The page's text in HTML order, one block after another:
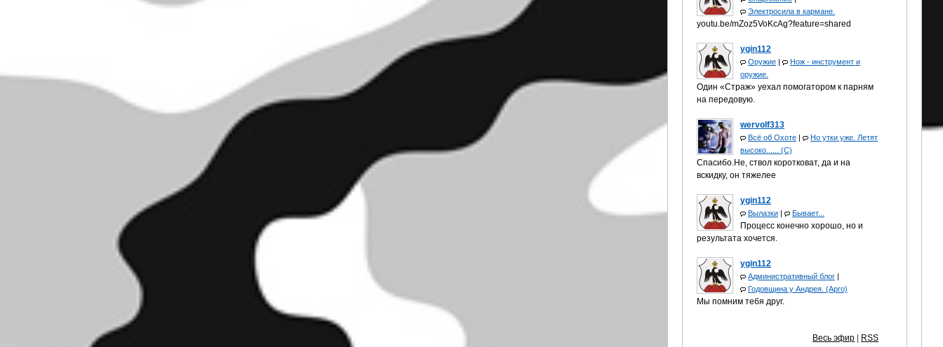
Электросила в кармане.
youtu.be/mZoz5VoKcAg?feature=shared
ygin112
Оружие |
Нож - инструмент и
оружие.
Один «Страж» уехал помогатором к парням
на передовую.
wervolf313
Всё об Охоте |
Но утки уже. Летят
высоко...... (С)
Спасибо.Не, ствол коротковат, да и на
вскидку, он тяжелее
ygin112
Вылазки | Бывает...
Процесс конечно хорошо, но и
результата хочется.
ygin112
Административный блог |
Годовщина у Андрея. (Арго)
Мы помним тебя друг.
Весь эфир RSS